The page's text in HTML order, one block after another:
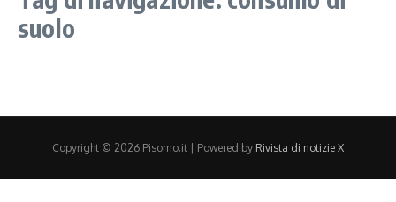
suolo
Copyright © 2026 Pisorno.it | Powered by Rivista di notizie X